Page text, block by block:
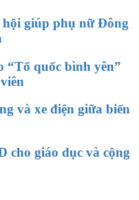
hội giúp phụ nữ Đông
“Tổ quốc bình yên”
và xe điện giữa biến
cho giáo dục và cộng